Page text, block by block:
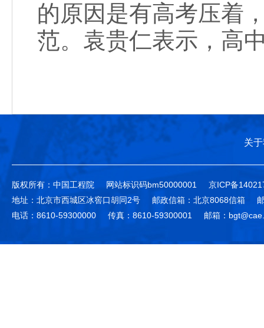
的原因是有高考压着
范。袁贵仁表示，高
关
版权所有：中国工程院 网站标识码bm50000001
京ICP备
地址：北京市西城区冰窖口胡同2号
邮政信箱：北京8068信箱
电话：8610-59300000
传真：8610-59300001 邮箱：